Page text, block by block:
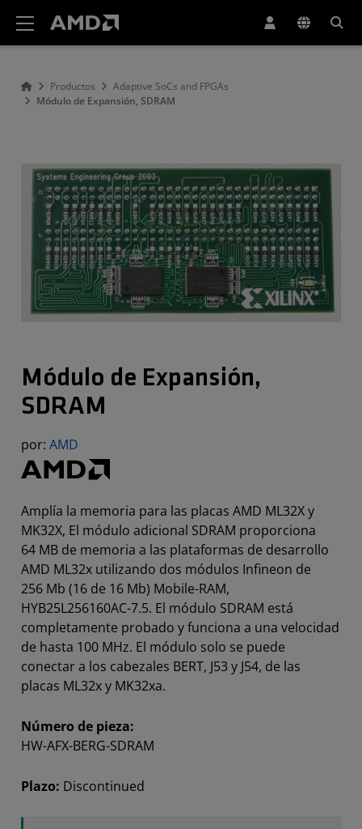
Productos
Adaptive SoCs and FPGAs
Módulo de Expansión, SDRAM
Módulo de Expansión,
SDRAM
por: AMD
Amplía la memoria para las placas AMD ML32X y
MK32X, El módulo adicional SDRAM proporciona
64 MB de memoria a las plataformas de desarrollo
AMD ML32x utilizando dos módulos Infineon de
256 Mb (16 de 16 Mb) Mobile-RAM,
HYB25L256160AC-7.5. El módulo SDRAM está
completamente probado y funciona a una velocidad
de hasta 100 MHz. El módulo solo se puede
conectar a los cabezales BERT, J53 y J54, de las
placas ML32x y MK32xa.
Número de pieza:
HW-AFX-BERG-SDRAM
Plazo: Discontinued